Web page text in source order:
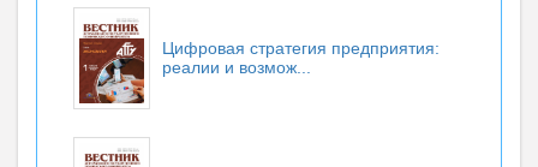
Цифровая стратегия предприятия:
реалии и возмож...